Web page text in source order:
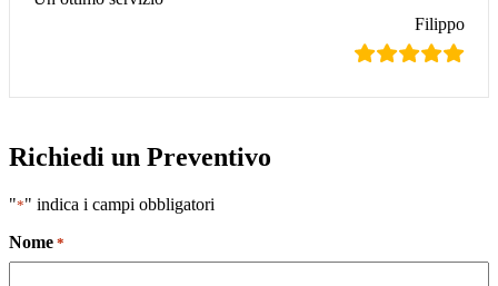
Filippo
Richiedi un Preventivo
"*" indica i campi obbligatori
Nome *